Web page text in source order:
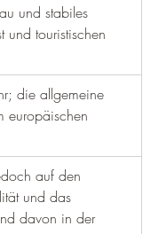
und stabiles
und touristischen
die allgemeine
europäischen
auf den
und das
davon in der